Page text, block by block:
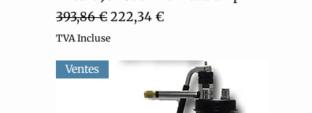
Prix original
393,86 € Prix promotionnel
222,34 €
TVA Incluse
Ventes